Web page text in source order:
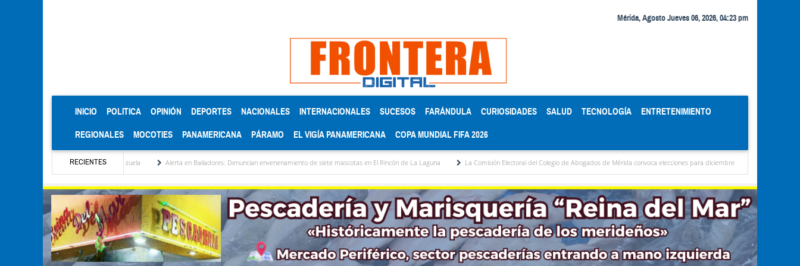
Mérida, Agosto Jueves 06, 2026, 04:23 pm
INICIO (CURRENT)
POLITICA OPINIÓN DEPORTES NACIONALES INTERNACIONALES SUCESOS FARÁNDULA CURIOSIDADES SALUD TECNOLOGÍA ENTRETENIMIENTO
REGIONALES MOCOTIES PANAMERICANA PÁRAMO EL VIGÍA PANAMERICANA COPA MUNDIAL FIFA 2026
RECIENTES
de Venezuela Alerta en Bailadores: Denuncian envenenamiento de siete mascotas en El Rincón de La Laguna La Comisión Electoral del Colegio de Abogados de Mérida convoca elecciones para diciembre Miranda concentra casi el 77